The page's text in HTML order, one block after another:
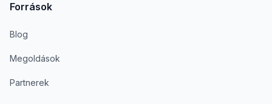
Források
Blog
Megoldások
Partnerek